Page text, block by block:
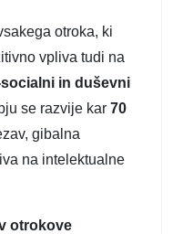
otroka, ki
vpliva tudi na
in duševni
se razvije kar 70
gibalna
na intelektualne
otrokove